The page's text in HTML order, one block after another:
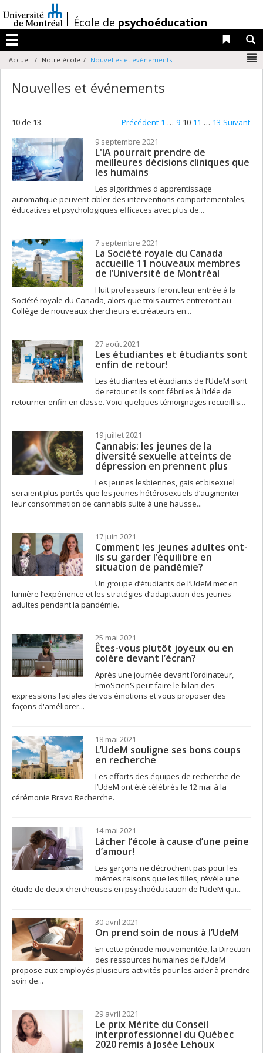
au
contenu
/École de psychoéducation
Menu
Liens
Accueil Notre école Nouvelles et événements
Nouvelles et événements
10 de 13. Précédent 1 … 9 10 11 … 13 Suivant
9 septembre 2021
L'IA pourrait prendre de
meilleures décisions cliniques que
les humains
Les algorithmes d'apprentissage
automatique peuvent cibler des interventions comportementales,
éducatives et psychologiques efficaces avec plus de...
7 septembre 2021
La Société royale du Canada
accueille 11 nouveaux membres
de l’Université de Montréal
Huit professeurs feront leur entrée à la
Société royale du Canada, alors que trois autres entreront au
Collège de nouveaux chercheurs et créateurs en...
27 août 2021
Les étudiantes et étudiants sont
enfin de retour!
Les étudiantes et étudiants de l’UdeM sont
de retour et ils sont fébriles à l’idée de
retourner enfin en classe. Voici quelques témoignages recueillis...
19 juillet 2021
Cannabis: les jeunes de la
diversité sexuelle atteints de
dépression en prennent plus
Les jeunes lesbiennes, gais et bisexuel
seraient plus portés que les jeunes hétérosexuels d’augmenter
leur consommation de cannabis suite à une hausse...
17 juin 2021
Comment les jeunes adultes ont-
ils su garder l’équilibre en
situation de pandémie?
Un groupe d’étudiants de l’UdeM met en
lumière l’expérience et les stratégies d’adaptation des jeunes
adultes pendant la pandémie.
25 mai 2021
Êtes-vous plutôt joyeux ou en
colère devant l’écran?
Après une journée devant l’ordinateur,
EmoScienS peut faire le bilan des
expressions faciales de vos émotions et vous proposer des
façons d'améliorer...
18 mai 2021
L’UdeM souligne ses bons coups
en recherche
Les efforts des équipes de recherche de
l’UdeM ont été célébrés le 12 mai à la
cérémonie Bravo Recherche.
14 mai 2021
Lâcher l’école à cause d’une peine
d’amour!
Les garçons ne décrochent pas pour les
mêmes raisons que les filles, révèle une
étude de deux chercheuses en psychoéducation de l’UdeM qui...
30 avril 2021
On prend soin de nous à l’UdeM
En cette période mouvementée, la Direction
des ressources humaines de l’UdeM
propose aux employés plusieurs activités pour les aider à prendre
soin de...
29 avril 2021
Le prix Mérite du Conseil
interprofessionnel du Québec
2020 remis à Josée Lehoux